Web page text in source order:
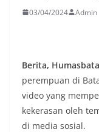
03/04/2024 Admin
Berita,
perempuan di
video yang
kekerasan oleh
di media sosial.